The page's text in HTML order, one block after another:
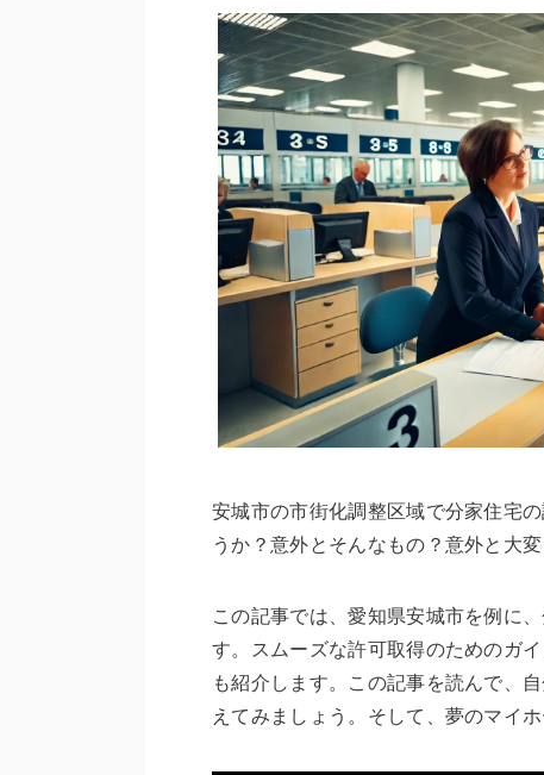
安城市の市街化調整区域で分家住宅
うか？意外とそんなもの？意外と大変
この記事では、愛知県安城市を例に
す。スムーズな許可取得のためのガ
も紹介します。この記事を読んで、
えてみましょう。そして、夢のマイ